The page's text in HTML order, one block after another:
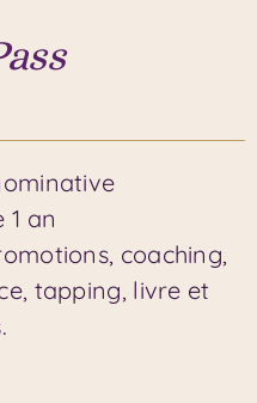
1 an
coaching,
tapping, livre et